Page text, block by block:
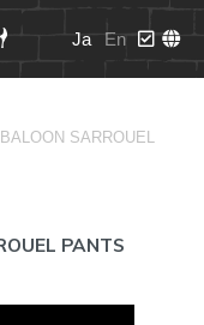
Ja En
SARROUEL
PANTS